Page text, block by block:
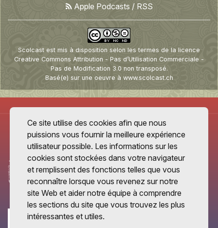
Apple Podcasts / RSS
Scolcast est mis à disposition selon les termes de la licence
Creative Commons Attribution - Pas d’Utilisation Commerciale -
Pas de Modification 3.0 non transposé.
Basé(e) sur une oeuvre à www.scolcast.ch
Ce site utilise des cookies afin que nous
puissions vous fournir la meilleure expérience
utilisateur possible. Les informations sur les
cookies sont stockées dans votre navigateur
et remplissent des fonctions telles que vous
reconnaître lorsque vous revenez sur notre
site Web et aider notre équipe à comprendre
les sections du site que vous trouvez les plus
intéressantes et utiles.